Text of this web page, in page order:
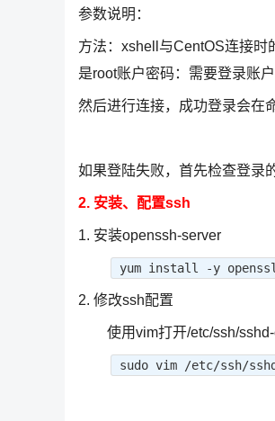
参数说明：
方法：xshell与CentOS连接时
是root账户密码：需要登录账
然后进行连接，成功登录会在
如果登陆失败，首先检查登录
2. 安装、配置ssh
1. 安装openssh-server
yum install -y
2. 修改ssh配置
使用vim打开/etc/ssh/sshd-
sudo vim /etc/ssh/